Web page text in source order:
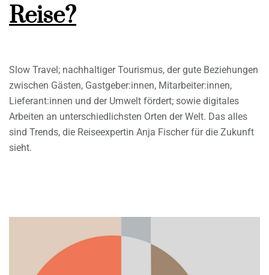
Reise?
Slow Travel; nachhaltiger Tourismus, der gute Beziehungen
zwischen Gästen, Gastgeber:innen, Mitarbeiter:innen,
Lieferant:innen und der Umwelt fördert; sowie digitales
Arbeiten an unterschiedlichsten Orten der Welt. Das alles
sind Trends, die Reiseexpertin Anja Fischer für die Zukunft
sieht.